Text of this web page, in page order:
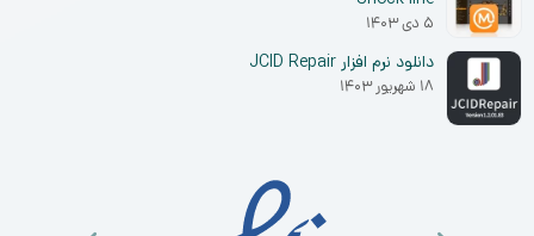
۵ دی ۱۴۰۳
دانلود نرم افزار JCID Repair
۱۸ شهریور ۱۴۰۳